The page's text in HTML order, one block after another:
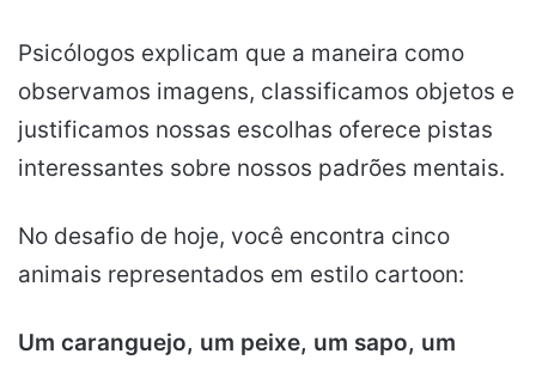
Psicólogos explicam que a maneira como
observamos imagens, classificamos objetos e
justificamos nossas escolhas oferece pistas
interessantes sobre nossos padrões mentais.
No desafio de hoje, você encontra cinco
animais representados em estilo cartoon:
Um caranguejo, um peixe, um sapo, um